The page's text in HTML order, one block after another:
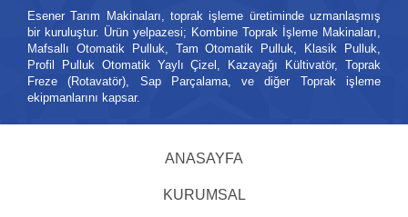
Esener Tarım Makinaları, toprak işleme üretiminde uzmanlaşmış
bir kuruluştur. Ürün yelpazesi; Kombine Toprak İşleme Makinaları,
Mafsallı Otomatik Pulluk, Tam Otomatik Pulluk, Klasik Pulluk,
Profil Pulluk Otomatik Yaylı Çizel, Kazayağı Kültivatör, Toprak
Freze (Rotavatör), Sap Parçalama, ve diğer Toprak işleme
ekipmanlarını kapsar.
ANASAYFA
KURUMSAL